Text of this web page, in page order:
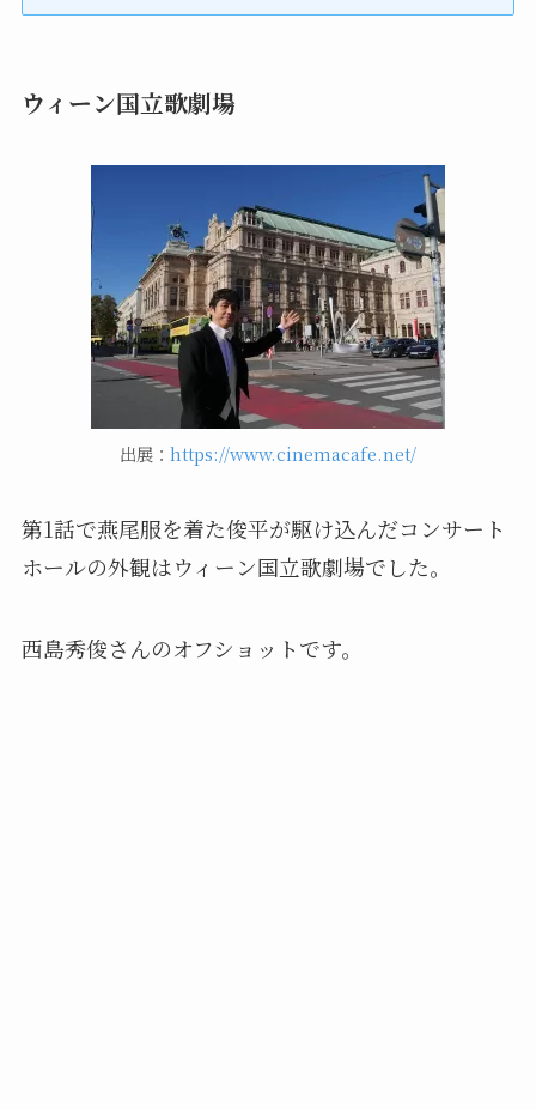
ウィーン国立歌劇場
出展： https://www.cinemacafe.net/
第1話で燕尾服を着た俊平が駆け込んだコンサート
ホールの外観はウィーン国立歌劇場でした。
西島秀俊さんのオフショットです。